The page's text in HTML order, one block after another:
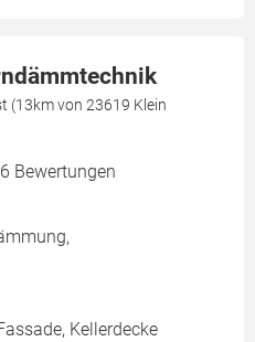
(13km von 23619 Klein
Bewertungen
Kellerdecke